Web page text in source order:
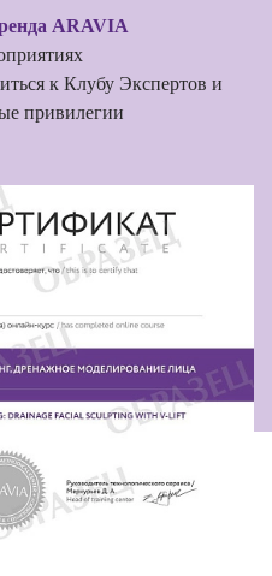
ARAVIA
к Клубу Экспертов и
привилегии